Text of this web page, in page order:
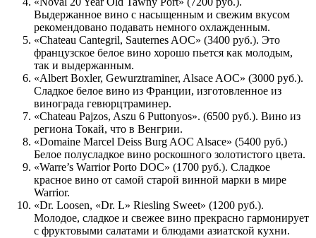
Выдержанное вино с насыщенным и свежим вкусом
рекомендовано подавать немного охлажденным.
«Chateau Cantegril, Sauternes AOC» (3400 руб.). Это
французское белое вино хорошо пьется как молодым,
так и выдержанным.
«Albert Boxler, Gewurztraminer, Alsace AOC» (3000 руб.).
Сладкое белое вино из Франции, изготовленное из
винограда гевюрцтраминер.
«Chateau Pajzos, Aszu 6 Puttonyos». (6500 руб.). Вино из
региона Токай, что в Венгрии.
«Domaine Marcel Deiss Burg AOC Alsace» (5400 руб.)
Белое полусладкое вино роскошного золотистого цвета.
«Warre’s Warrior Porto DOC» (1700 руб.). Сладкое
красное вино от самой старой винной марки в мире
Warrior.
«Dr. Loosen, «Dr. L» Riesling Sweet» (1200 руб.).
Молодое, сладкое и свежее вино прекрасно гармонирует
с фруктовыми салатами и блюдами азиатской кухни.